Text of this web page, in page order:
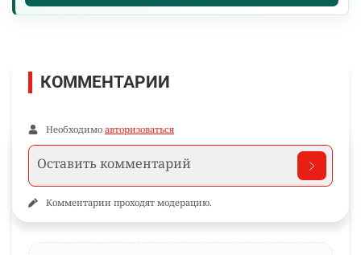
КОММЕНТАРИИ
Необходимо авторизоваться
Комментарии проходят модерацию.